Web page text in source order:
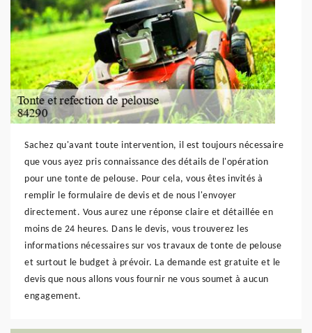
Sachez qu'avant toute intervention, il est toujours nécessaire
que vous ayez pris connaissance des détails de l'opération
pour une tonte de pelouse. Pour cela, vous êtes invités à
remplir le formulaire de devis et de nous l'envoyer
directement. Vous aurez une réponse claire et détaillée en
moins de 24 heures. Dans le devis, vous trouverez les
informations nécessaires sur vos travaux de tonte de pelouse
et surtout le budget à prévoir. La demande est gratuite et le
devis que nous allons vous fournir ne vous soumet à aucun
engagement.